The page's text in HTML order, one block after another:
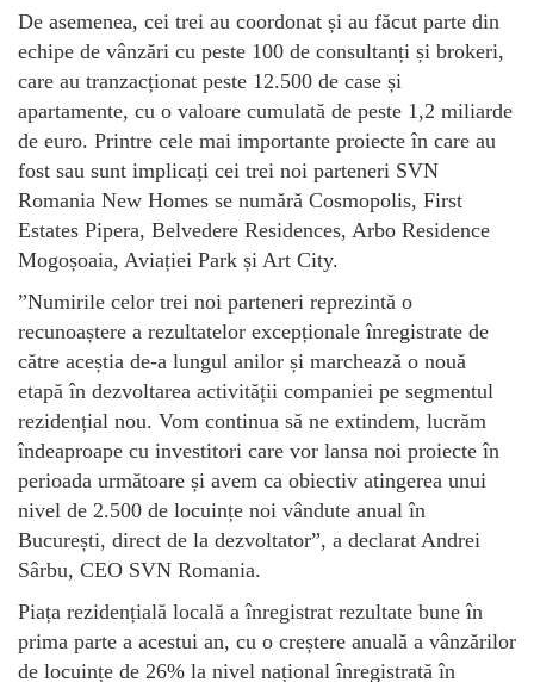
De asemenea, cei trei au coordonat și au făcut parte din
echipe de vânzări cu peste 100 de consultanți și brokeri,
care au tranzacționat peste 12.500 de case și
apartamente, cu o valoare cumulată de peste 1,2 miliarde
de euro. Printre cele mai importante proiecte în care au
fost sau sunt implicați cei trei noi parteneri SVN
Romania New Homes se numără Cosmopolis, First
Estates Pipera, Belvedere Residences, Arbo Residence
Mogoșoaia, Aviației Park și Art City.
”Numirile celor trei noi parteneri reprezintă o
recunoaștere a rezultatelor excepționale înregistrate de
către aceștia de-a lungul anilor și marchează o nouă
etapă în dezvoltarea activității companiei pe segmentul
rezidențial nou. Vom continua să ne extindem, lucrăm
îndeaproape cu investitori care vor lansa noi proiecte în
perioada următoare și avem ca obiectiv atingerea unui
nivel de 2.500 de locuințe noi vândute anual în
București, direct de la dezvoltator”, a declarat Andrei
Sârbu, CEO SVN Romania.
Piața rezidențială locală a înregistrat rezultate bune în
prima parte a acestui an, cu o creștere anuală a vânzărilor
de locuințe de 26% la nivel național înregistrată în